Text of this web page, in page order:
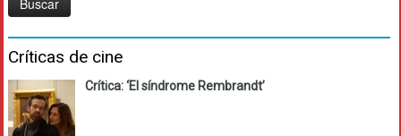
Críticas de cine
Crítica: ‘El síndrome Rembrandt’